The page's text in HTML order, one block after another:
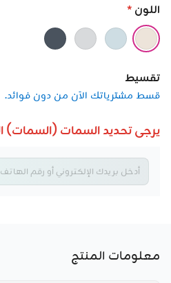
اللون *
تقسيط
قسط مشترياتك الآن من دون فوائد.
يرجى تحديد السمات (السمات)
معلومات المنتج